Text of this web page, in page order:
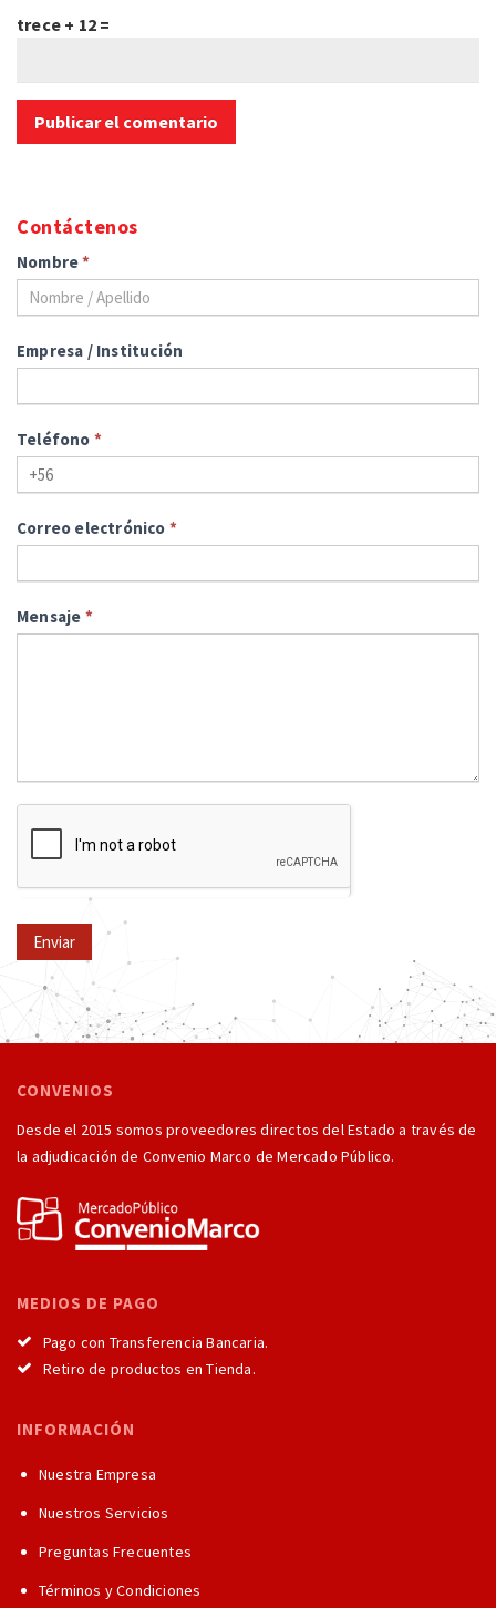
trece + 12 =
Contáctenos
Nombre*
Empresa / Institución
Teléfono *
Correo electrónico *
Mensaje *
Enviar
CONVENIOS
Desde el 2015 somos proveedores directos del Estado a través de
la adjudicación de Convenio Marco de Mercado Público.
MEDIOS DE PAGO
Pago con Transferencia Bancaria.
Retiro de productos en Tienda.
INFORMACIÓN
Nuestra Empresa
Nuestros Servicios
Preguntas Frecuentes
Términos y Condiciones